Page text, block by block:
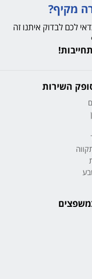
מקיף?
לכם לבדוק איתנו זה
השירות